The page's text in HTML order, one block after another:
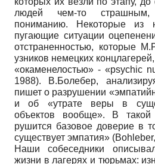
людей чем-то
пониманию. Некоторые из
пугающие ситуации
отстраненностью, которые
узников немецких
«окаменелостью» - «psychic
1988). В.Болебер,
пишет о разрушении
и об «утрате веры в
объектов вообще». В
рушится базовое доверие в
существует эмпатия»
Наши собеседники
жизни в лагерях и тюрьмах: